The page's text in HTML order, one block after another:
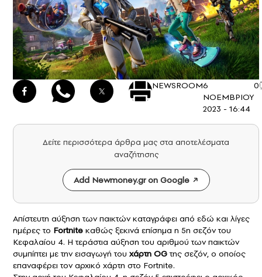
NEWSROOM6
ΝΟΕΜΒΡΙΟΥ
2023 - 16:44
0
Δείτε περισσότερα άρθρα μας στα αποτελέσματα
αναζήτησης
Add Newmoney.gr on Google
Απίστευτη αύξηση των παικτών καταγράφει από εδώ και λίγες
ημέρες το Fortnite καθώς ξεκινά επίσημα η 5η σεζόν του
Κεφαλαίου 4. Η τεράστια αύξηση του αριθμού των παικτών
συμπίπτει με την εισαγωγή του χάρτη OGτης σεζόν, ο οποίος
επαναφέρει τον αρχικό χάρτη στο Fortnite.